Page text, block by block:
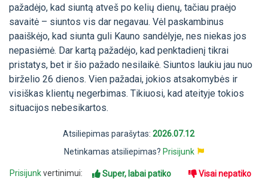
pažadėjo, kad siuntą atveš po kelių dienų, tačiau praėjo
savaitė – siuntos vis dar negavau. Vėl paskambinus
paaiškėjo, kad siunta guli Kauno sandėlyje, nes niekas jos
nepasiėmė. Dar kartą pažadėjo, kad penktadienį tikrai
pristatys, bet ir šio pažado nesilaikė. Siuntos laukiu jau nuo
birželio 26 dienos. Vien pažadai, jokios atsakomybės ir
visiškas klientų negerbimas. Tikiuosi, kad ateityje tokios
situacijos nebesikartos.
Atsiliepimas parašytas: 2026.07.12
Netinkamas atsiliepimas? Prisijunk
Prisijunkvertinimui: Super, labai patiko Visai nepatiko